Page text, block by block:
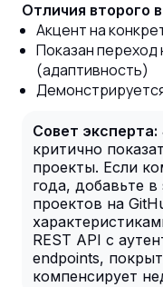
Отличия второго
Акцент на
Показан переход
(адаптивность)
Совет эксперта:
критично
проекты. Если
года, добавьте
проектов на
REST API с
endpoints,
компенсирует